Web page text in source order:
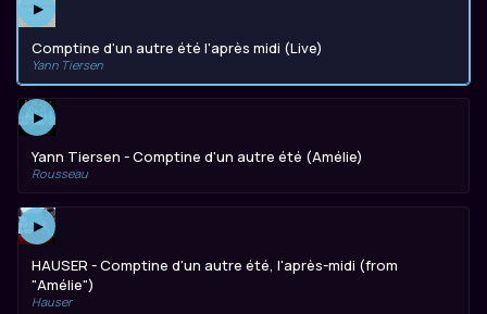
▶
Comptine d'un autre été l'après midi (Live)
Yann Tiersen
▶
Yann Tiersen - Comptine d'un autre été (Amélie)
Rousseau
▶
HAUSER - Comptine d'un autre été, l'après-midi (from
"Amélie")
Hauser